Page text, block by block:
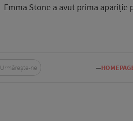
Emma Stone a avut prima
—
Urmărește-ne